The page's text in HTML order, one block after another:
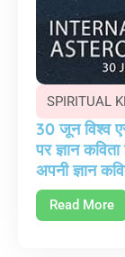
SPIRITUAL
30 जून विश्व
पर ज्ञान
अपनी ज्ञान
Read More